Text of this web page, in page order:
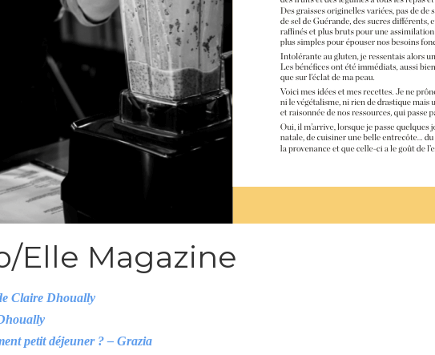
Elle Magazine
Claire Dhoually
petit déjeuner ? – Grazia